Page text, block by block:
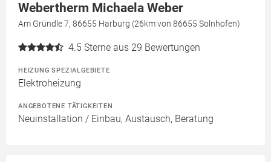
Webertherm Michaela Weber
Am Gründle 7, 86655 Harburg (26km von 86655 Solnhofen)
4.5 Sterne aus 29 Bewertungen
HEIZUNG SPEZIALGEBIETE
Elektroheizung
ANGEBOTENE TÄTIGKEITEN
Neuinstallation / Einbau, Austausch, Beratung